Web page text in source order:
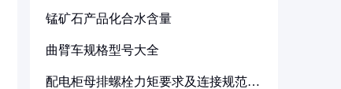
锰矿石产品化合水含量
曲臂车规格型号大全
配电柜母排螺栓力矩要求及连接规范详